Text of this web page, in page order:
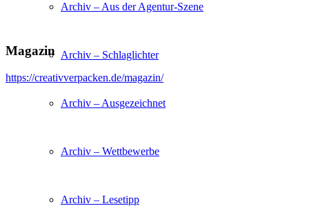
Archiv – Aus der Agentur-Szene
Archiv – Schlaglichter
Archiv – Ausgezeichnet
Archiv – Wettbewerbe
Archiv – Lesetipp
Magazin
https://creativverpacken.de/magazin/